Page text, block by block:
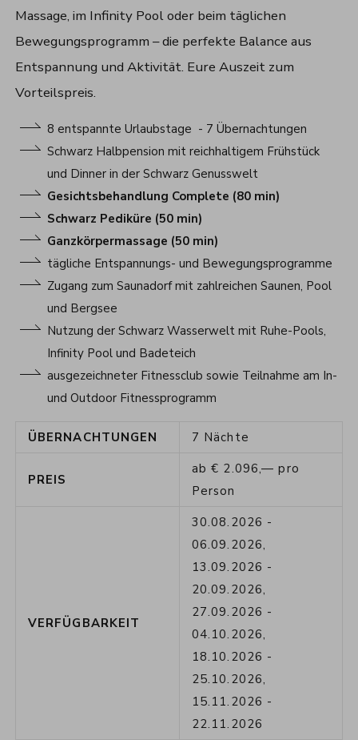
Massage, im Infinity Pool oder beim täglichen
Bewegungsprogramm – die perfekte Balance aus
Entspannung und Aktivität. Eure Auszeit zum
Vorteilspreis.
8 entspannte Urlaubstage - 7 Übernachtungen
Schwarz Halbpension mit reichhaltigem Frühstück
und Dinner in der Schwarz Genusswelt
Gesichtsbehandlung Complete (80 min)
Schwarz Pediküre (50 min)
Ganzkörpermassage (50 min)
tägliche Entspannungs- und Bewegungsprogramme
Zugang zum Saunadorf mit zahlreichen Saunen, Pool
und Bergsee
Nutzung der Schwarz Wasserwelt mit Ruhe-Pools,
Infinity Pool und Badeteich
ausgezeichneter Fitnessclub sowie Teilnahme am In-
und Outdoor Fitnessprogramm
ÜBERNACHTUNGEN 7 Nächte
PREIS
ab€ 2.096,— pro
Person
VERFÜGBARKEIT
30.08.2026 -
06.09.2026,
13.09.2026 -
20.09.2026,
27.09.2026 -
04.10.2026,
18.10.2026 -
25.10.2026,
15.11.2026 -
22.11.2026